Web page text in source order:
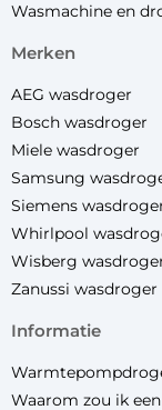
Wasmachine en
merken
AEG wasdroger
Bosch wasdroger
Miele wasdroger
Samsung
Siemens
Whirlpool
Wisberg
Zanussi wasdroger
informatie
Waarom zou ik